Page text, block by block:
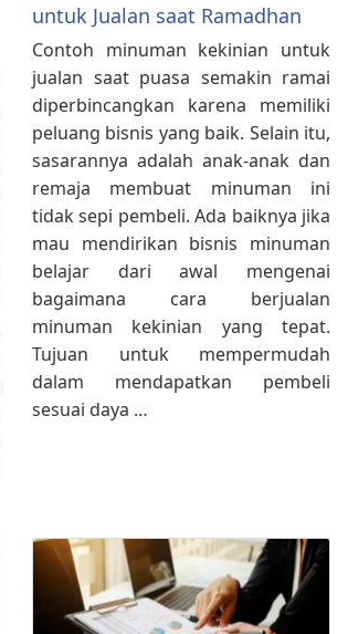
untuk Jualan saat Ramadhan
Contoh minuman kekinian untuk
jualan saat puasa semakin ramai
diperbincangkan karena memiliki
peluang bisnis yang baik. Selain itu,
sasarannya adalah anak-anak dan
remaja membuat minuman ini
tidak sepi pembeli. Ada baiknya jika
mau mendirikan bisnis minuman
belajar dari awal mengenai
bagaimana cara berjualan
minuman kekinian yang tepat.
Tujuan untuk mempermudah
dalam mendapatkan pembeli
sesuai daya …